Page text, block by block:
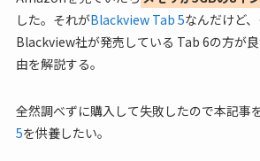
した。それがBlackview Tab 5なんだけど
Blackview社が発売している Tab 6の方が
由を解説する。
全然調べずに購入して失敗したので本記事
5を供養したい。